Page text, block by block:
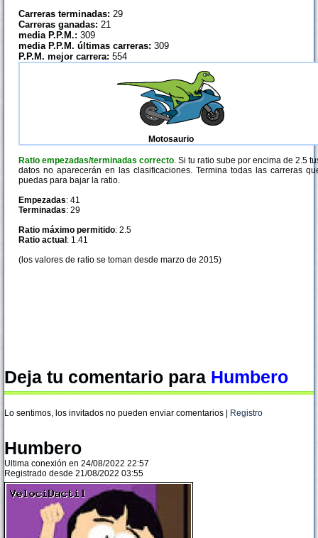
Carreras terminadas: 29
Carreras ganadas: 21
media P.P.M.: 309
media P.P.M. últimas carreras: 309
P.P.M. mejor carrera: 554
Motosaurio
Ratio empezadas/terminadas correcto. Si tu ratio sube por encima de 2.5
datos no aparecerán en las clasificaciones. Termina todas las carreras
puedas para bajar la ratio.
Empezadas: 41
Terminadas: 29
Ratio máximo permitido: 2.5
Ratio actual : 1.41
(los valores de ratio se toman desde marzo de 2015)
Deja tu comentario para Humbero
Lo sentimos, los invitados no pueden enviar comentarios | Registro
Humbero
Ultima conexión en 24/08/2022 22:57
Registrado desde 21/08/2022 03:55